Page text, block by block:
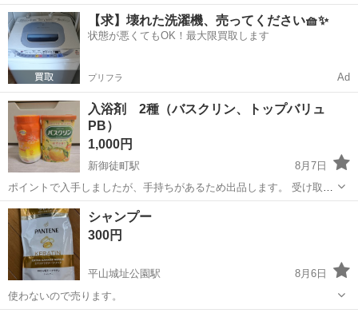
65×120cm 前住居者の残置物のため処分します。 ここ2年ほどは未使
用です。その前はどのくらい使用していたか分かりませんが、目立っ
た汚れや傷みはな...
東京 日野市 豊田駅 家庭用品
【求】壊れた洗濯機、売ってください🧺✨
状態が悪くてもOK！最大限買取します
プリフラ Ad
入浴剤 2種（バスクリン、トップバリュ
PB）
1,000円
新御徒町駅
8月7日
ポイントで入手しましたが、手持ちがあるため出品します。 受け取り
の際は入れ物をご持参ください。 ノークレームノーリターンでお願い
します。
東京 台東区 新御徒町駅
シャンプー
300円
平山城址公園駅
8月6日
使わないので売ります。